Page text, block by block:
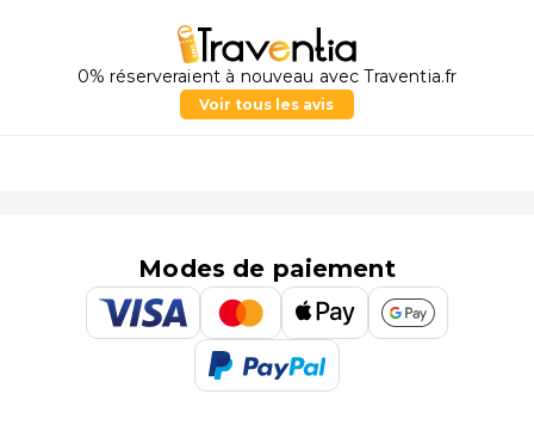
0% réserveraient à nouveau avec Traventia.fr
Voir tous les avis
Modes de paiement